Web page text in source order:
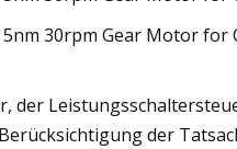
der
der